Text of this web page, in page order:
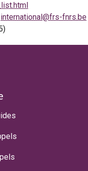
international@frs-fnrs.be